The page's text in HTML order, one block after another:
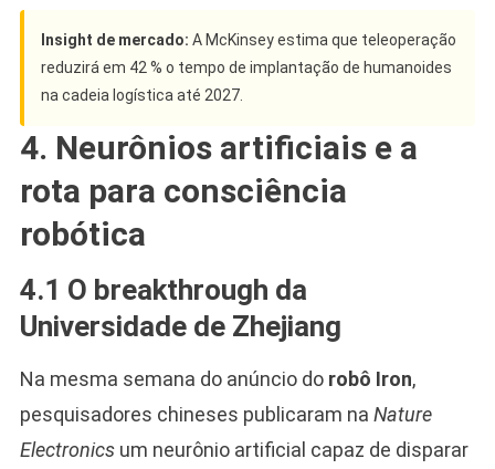
Insight de mercado: A McKinsey estima que teleoperação
reduzirá em 42 % o tempo de implantação de humanoides
na cadeia logística até 2027.
4. Neurônios artificiais e a
rota para consciência
robótica
4.1 O breakthrough da
Universidade de Zhejiang
Na mesma semana do anúncio do robô Iron,
pesquisadores chineses publicaram na Nature
Electronicsum neurônio artificial capaz de disparar